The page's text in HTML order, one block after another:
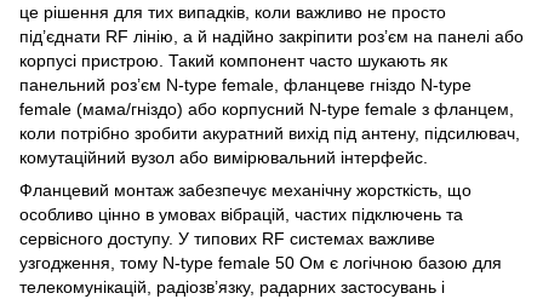
це рішення для тих випадків, коли важливо не просто
під’єднати RF лінію, а й надійно закріпити роз’єм на панелі або
корпусі пристрою. Такий компонент часто шукають як
панельний роз’єм N-type female, фланцеве гніздо N-type
female (мама/гніздо) або корпусний N-type female з фланцем,
коли потрібно зробити акуратний вихід під антену, підсилювач,
комутаційний вузол або вимірювальний інтерфейс.
Фланцевий монтаж забезпечує механічну жорсткість, що
особливо цінно в умовах вібрацій, частих підключень та
сервісного доступу. У типових RF системах важливе
узгодження, тому N-type female 50 Ом є логічною базою для
телекомунікацій, радіозв’язку, радарних застосувань і